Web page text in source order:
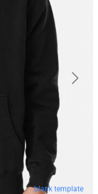
blank template